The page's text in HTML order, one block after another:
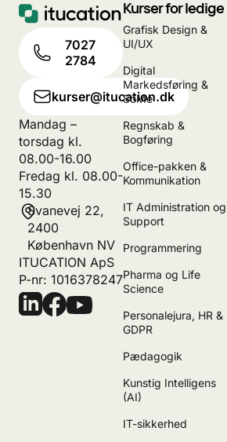
7027
2784
kurser@itucation.dk
Mandag –
torsdag kl.
08.00-16.00
Fredag kl. 08.00-
15.30
Svanevej 22,
2400
København NV
ITUCATION ApS
P-nr: 1016378247
Kurser for ledige
Grafisk Design &
UI/UX
Digital
Markedsføring &
SoMe
Regnskab &
Bogføring
Office-pakken &
Kommunikation
IT Administration og
Support
Programmering
Pharma og Life
Science
Personalejura, HR &
GDPR
Pædagogik
Kunstig Intelligens
(AI)
IT-sikkerhed